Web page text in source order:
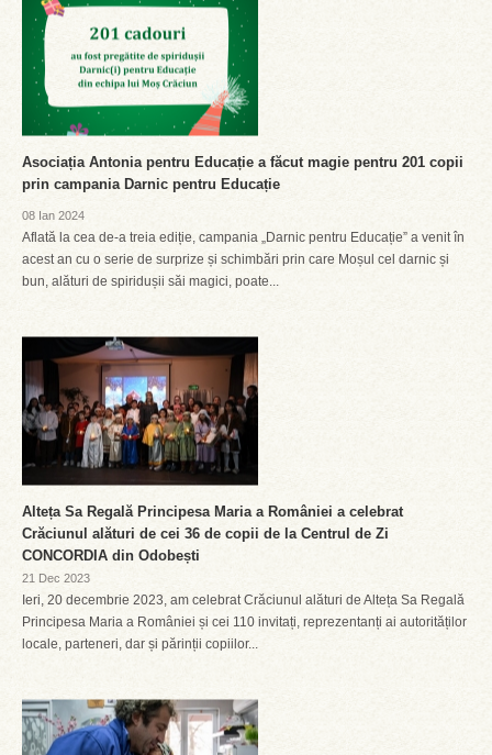
Asociația Antonia pentru Educație a făcut magie pentru 201 copii
prin campania Darnic pentru Educație
08 Ian 2024
Aflată la cea de-a treia ediție, campania „Darnic pentru Educație” a venit în
acest an cu o serie de surprize și schimbări prin care Moșul cel darnic și
bun, alături de spiridușii săi magici, poate...
Alteța Sa Regală Principesa Maria a României a celebrat
Crăciunul alături de cei 36 de copii de la Centrul de Zi
CONCORDIA din Odobești
21 Dec 2023
Ieri, 20 decembrie 2023, am celebrat Crăciunul alături de Alteța Sa Regală
Principesa Maria a României și cei 110 invitați, reprezentanți ai autorităților
locale, parteneri, dar și părinții copiilor...